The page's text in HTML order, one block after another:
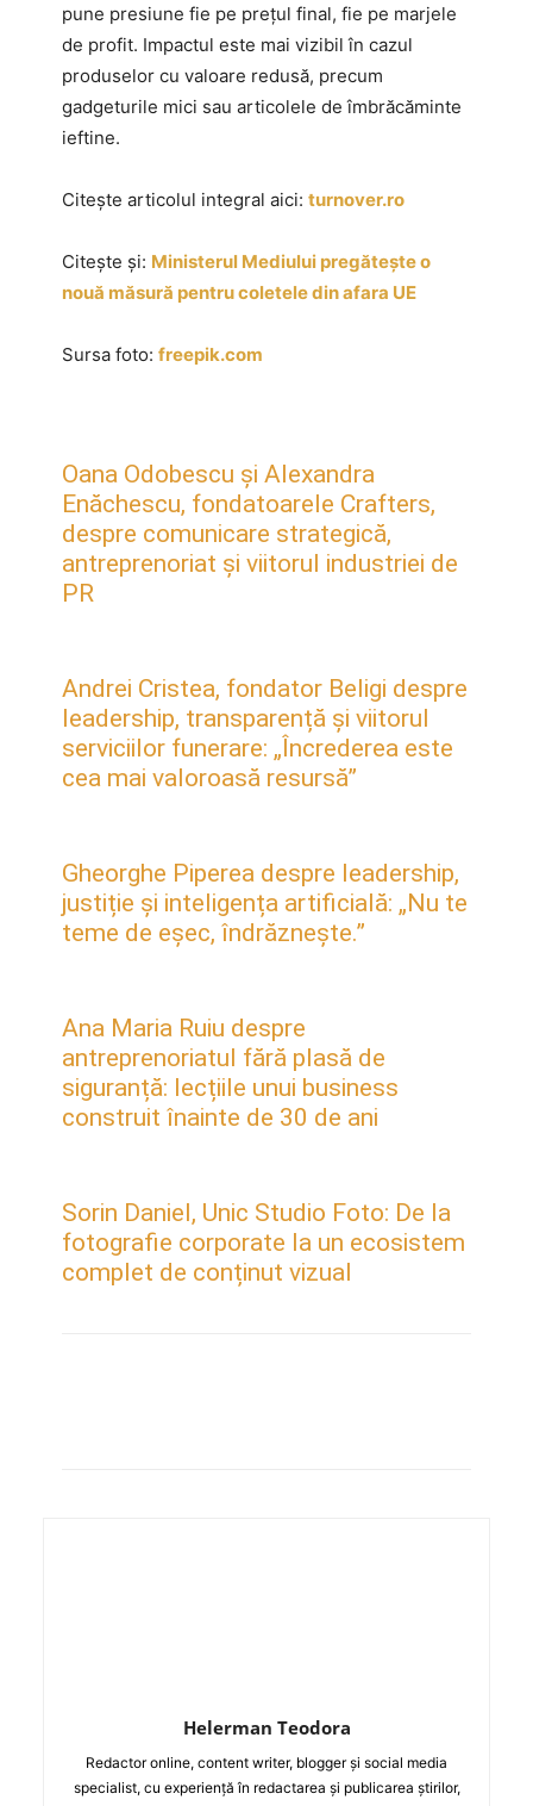
pune presiune fie pe prețul final, fie pe marjele
de profit. Impactul este mai vizibil în cazul
produselor cu valoare redusă, precum
gadgeturile mici sau articolele de îmbrăcăminte
ieftine.
Citește articolul integral aici: turnover.ro
Citește și: Ministerul Mediului pregătește o
nouă măsură pentru coletele din afara UE
Sursa foto: freepik.com
Oana Odobescu și Alexandra
Enăchescu, fondatoarele Crafters,
despre comunicare strategică,
antreprenoriat și viitorul industriei de
PR
Andrei Cristea, fondator Beligi despre
leadership, transparență și viitorul
serviciilor funerare: „Încrederea este
cea mai valoroasă resursă”
Gheorghe Piperea despre leadership,
justiție și inteligența artificială: „Nu te
teme de eșec, îndrăznește.”
Ana Maria Ruiu despre
antreprenoriatul fără plasă de
siguranță: lecțiile unui business
construit înainte de 30 de ani
Sorin Daniel, Unic Studio Foto: De la
fotografie corporate la un ecosistem
complet de conținut vizual
Helerman Teodora
Redactor online, content writer, blogger și social media
specialist, cu experiență în redactarea și publicarea știrilor,